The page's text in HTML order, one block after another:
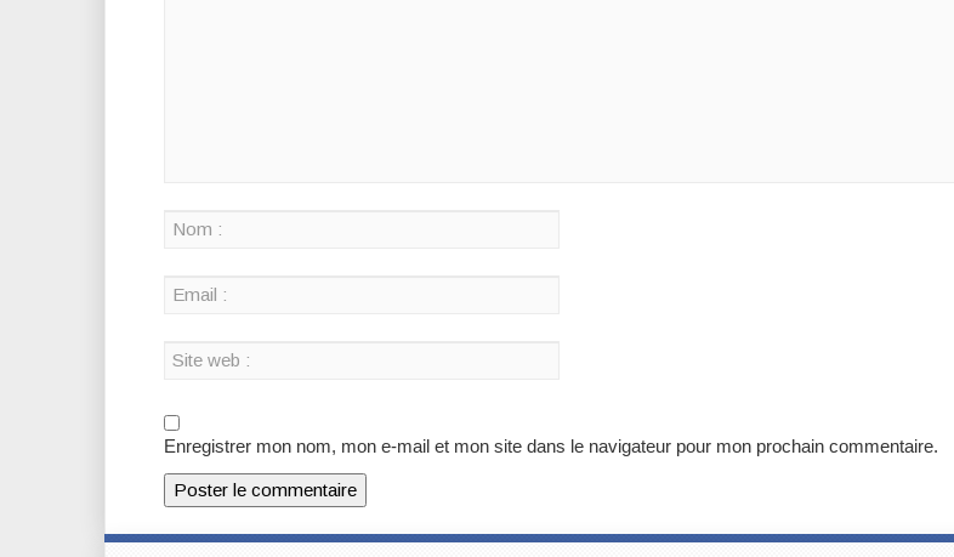
Enregistrer mon nom, mon e-mail et mon site dans le navigateur pour mon prochain commentaire.